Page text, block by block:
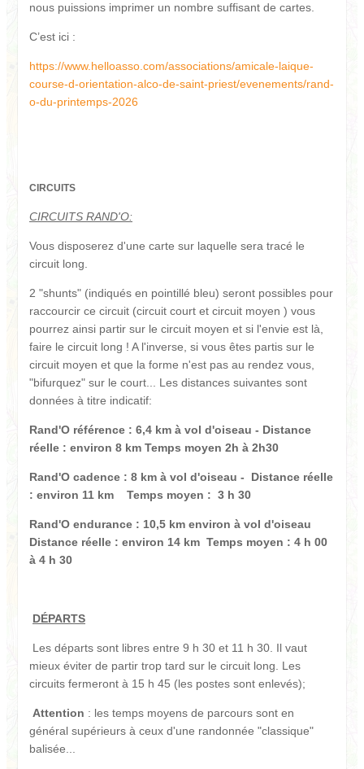
nous puissions imprimer un nombre suffisant de cartes.
C’est ici :
https://www.helloasso.com/associations/amicale-laique-
course-d-orientation-alco-de-saint-priest/evenements/rand-
o-du-printemps-2026
CIRCUITS
CIRCUITS RAND'O:
Vous disposerez d'une carte sur laquelle sera tracé le
circuit long.
2 "shunts" (indiqués en pointillé bleu) seront possibles pour
raccourcir ce circuit (circuit court et circuit moyen ) vous
pourrez ainsi partir sur le circuit moyen et si l'envie est là,
faire le circuit long ! A l'inverse, si vous êtes partis sur le
circuit moyen et que la forme n'est pas au rendez vous,
"bifurquez" sur le court... Les distances suivantes sont
données à titre indicatif:
Rand'O référence : 6,4 km à vol d'oiseau - Distance
réelle : environ 8 km Temps moyen 2h à 2h30
Rand'O cadence : 8 km à vol d'oiseau - Distance réelle
: environ 11 km Temps moyen : 3 h 30
Rand'O endurance : 10,5 km environ à vol d'oiseau
Distance réelle : environ 14 km Temps moyen : 4 h 00
à 4 h 30
DÉPARTS
Les départs sont libres entre 9 h 30 et 11 h 30. Il vaut
mieux éviter de partir trop tard sur le circuit long. Les
circuits fermeront à 15 h 45 (les postes sont enlevés);
Attention : les temps moyens de parcours sont en
général supérieurs à ceux d'une randonnée "classique"
balisée...